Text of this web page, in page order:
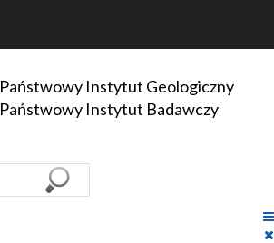
Państwowy Instytut Geologiczny
Państwowy Instytut Badawczy